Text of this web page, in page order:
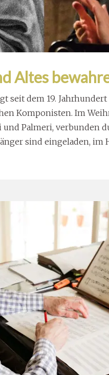
Altes
seit dem 19.
Komponisten. Im
Palmeri, verbunden
sind eingeladen, im